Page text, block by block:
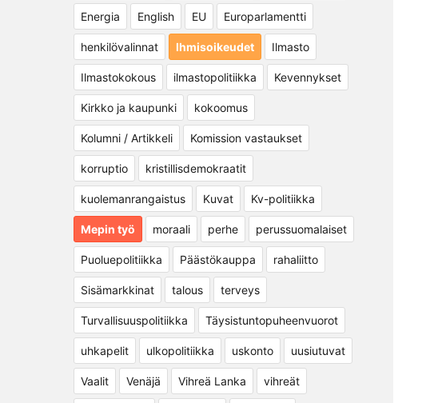
Energia English EU Europarlamentti
henkilövalinnat Ihmisoikeudet Ilmasto
Ilmastokokous ilmastopolitiikka Kevennykset
Kirkko ja kaupunki kokoomus
Kolumni / Artikkeli Komission vastaukset
korruptio kristillisdemokraatit
kuolemanrangaistus Kuvat Kv-politiikka
Mepin työ moraali perhe perussuomalaiset
Puoluepolitiikka Päästökauppa rahaliitto
Sisämarkkinat talous terveys
Turvallisuuspolitiikka Täysistuntopuheenvuorot
uhkapelit ulkopolitiikka uskonto uusiutuvat
Vaalit Venäjä Vihreä Lanka vihreät